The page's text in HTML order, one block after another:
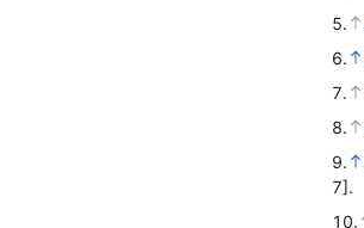
5.
6.
7.
8.
9.
7].
10.